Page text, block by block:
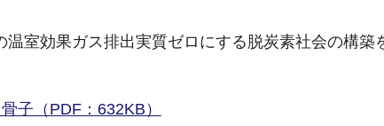
室効果ガス排出実質ゼロにする脱炭素社会の構築
子（PDF：632KB）